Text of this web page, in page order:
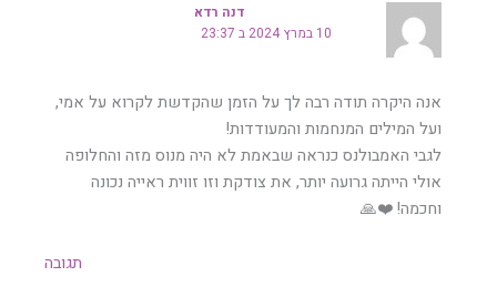
דנה רדא
10 במרץ 2024 ב 23:37
אנה היקרה תודה רבה לך על הזמן שהקדשת לקרוא על אמי,
ועל המילים המנחמות והמעודדות!
לגבי האמבולנס כנראה שבאמת לא היה מנוס מזה והחלופה
אולי הייתה גרועה יותר, את צודקת וזו זווית ראייה נכונה
וחכמה! ❤️🙏
תגובה